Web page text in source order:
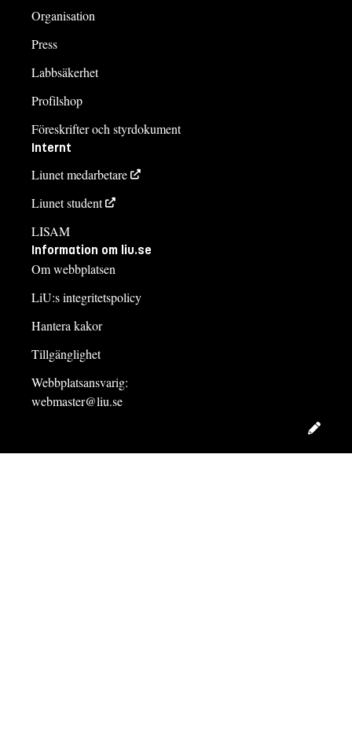
Organisation
Press
Labbsäkerhet
Profilshop
Föreskrifter och styrdokument
Internt
Liunet medarbetare
Liunet student
LISAM
Information om liu.se
Om webbplatsen
LiU:s integritetspolicy
Hantera kakor
Tillgänglighet
Webbplatsansvarig:
webmaster@liu.se